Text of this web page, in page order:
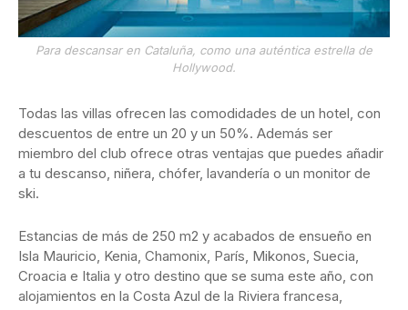
Para descansar en Cataluña, como una auténtica estrella de
Hollywood.
Todas las villas ofrecen las comodidades de un hotel, con
descuentos de entre un 20 y un 50%. Además ser
miembro del club ofrece otras ventajas que puedes añadir
a tu descanso, niñera, chófer, lavandería o un monitor de
ski.
Estancias de más de 250 m2 y acabados de ensueño en
Isla Mauricio, Kenia, Chamonix, París, Mikonos, Suecia,
Croacia e Italia y otro destino que se suma este año, con
alojamientos en la Costa Azul de la Riviera francesa,